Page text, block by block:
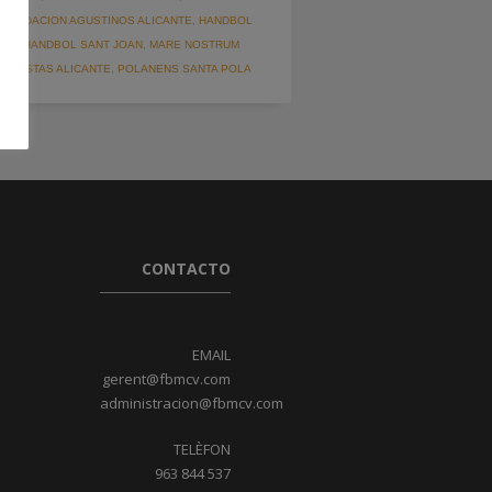
FUNDACION AGUSTINOS ALICANTE
HANDBOL
HANDBOL SANT JOAN
MARE NOSTRUM
MARISTAS ALICANTE POLANENS SANTA POLA
CONTACTO
EMAIL
gerent@fbmcv.com
administracion@fbmcv.com
TELÈFON
963 844 537